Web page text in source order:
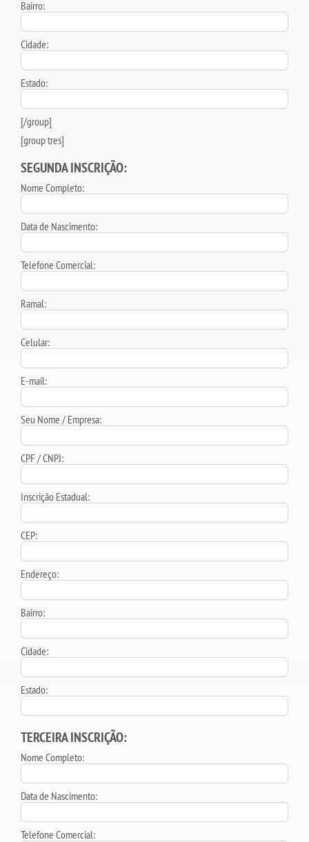
Bairro:
Cidade:
Estado:
[/group]
[group tres]
SEGUNDA INSCRIÇÃO:
Nome Completo:
Data de Nascimento:
Telefone Comercial:
Ramal:
Celular:
E-mail:
Seu Nome / Empresa:
CPF / CNPJ:
Inscrição Estadual:
CEP:
Endereço:
Bairro:
Cidade:
Estado:
TERCEIRA INSCRIÇÃO:
Nome Completo:
Data de Nascimento:
Telefone Comercial: